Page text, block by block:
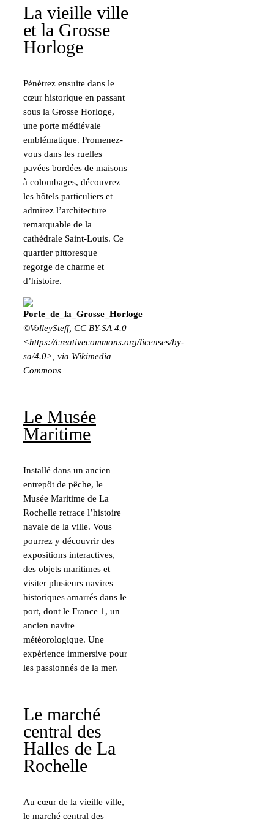
La vieille ville
et la Grosse
Horloge
Pénétrez ensuite dans le
cœur historique en passant
sous la Grosse Horloge,
une porte médiévale
emblématique. Promenez-
vous dans les ruelles
pavées bordées de maisons
à colombages, découvrez
les hôtels particuliers et
admirez l’architecture
remarquable de la
cathédrale Saint-Louis. Ce
quartier pittoresque
regorge de charme et
d’histoire.
©VolleySteff, CC BY-SA 4.0
<https://creativecommons.org/licenses/by-
sa/4.0>, via Wikimedia
Commons
Le Musée
Maritime
Installé dans un ancien
entrepôt de pêche, le
Musée Maritime de La
Rochelle retrace l’histoire
navale de la ville. Vous
pourrez y découvrir des
expositions interactives,
des objets maritimes et
visiter plusieurs navires
historiques amarrés dans le
port, dont le France 1, un
ancien navire
météorologique. Une
expérience immersive pour
les passionnés de la mer.
Le marché
central des
Halles de La
Rochelle
Au cœur de la vieille ville,
le marché central des